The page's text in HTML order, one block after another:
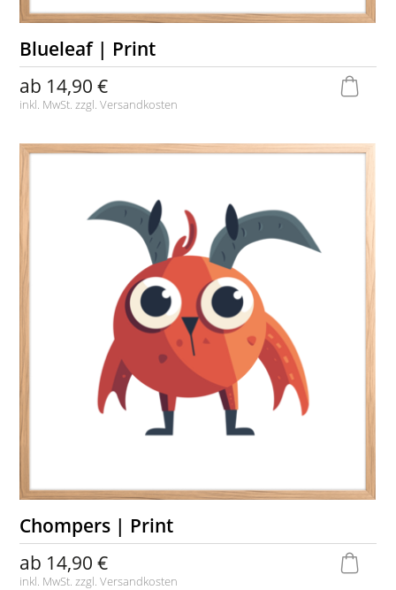
Blueleaf | Print
ab 14,90 €
inkl. MwSt. zzgl.Versandkosten
Chompers | Print
ab 14,90 €
inkl. MwSt. zzgl.Versandkosten